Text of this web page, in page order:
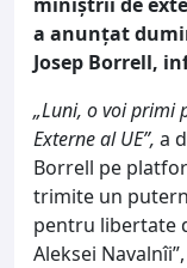
a anunțat
Josep Borrell,
„Luni, o voi primi
Externe al UE”, a
Borrell pe
trimite un
pentru libertate
Aleksei